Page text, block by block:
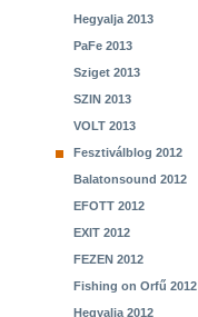
Hegyalja 2013
PaFe 2013
Sziget 2013
SZIN 2013
VOLT 2013
Fesztiválblog 2012
Balatonsound 2012
EFOTT 2012
EXIT 2012
FEZEN 2012
Fishing on Orfű 2012
Hegyalja 2012